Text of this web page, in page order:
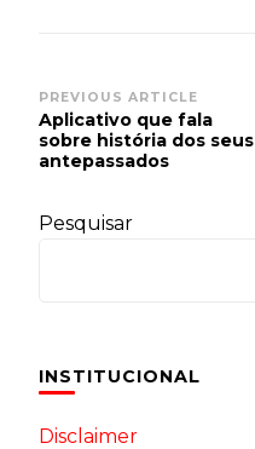
Post
Navigation
PREVIOUS ARTICLE
Aplicativo que fala
sobre história dos seus
antepassados
Pesquisar
INSTITUCIONAL
Disclaimer